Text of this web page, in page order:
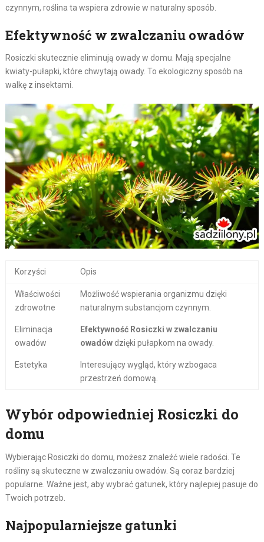
czynnym, roślina ta wspiera zdrowie w naturalny sposób.
Efektywność w zwalczaniu owadów
Rosiczki skutecznie eliminują owady w domu. Mają specjalne
kwiaty-pułapki, które chwytają owady. To ekologiczny sposób na
walkę z insektami.
Korzyści Opis
Właściwości
zdrowotne
Możliwość wspierania organizmu dzięki
naturalnym substancjom czynnym.
Eliminacja
owadów
Efektywność Rosiczki w zwalczaniu
owadówdzięki pułapkom na owady.
Estetyka
Interesujący wygląd, który wzbogaca
przestrzeń domową.
Wybór odpowiedniej Rosiczki do
domu
Wybierając Rosiczki do domu, możesz znaleźć wiele radości. Te
rośliny są skuteczne w zwalczaniu owadów. Są coraz bardziej
popularne. Ważne jest, aby wybrać gatunek, który najlepiej pasuje do
Twoich potrzeb.
Najpopularniejsze gatunki